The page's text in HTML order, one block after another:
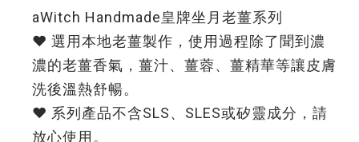
aWitch Handmade皇牌坐月老薑系列
❤️ 選用本地老薑製作，使用過程除了聞到濃
濃的老薑香氣，薑汁、薑蓉、薑精華等讓皮膚
洗後溫熱舒暢。
❤️ 系列產品不含SLS、SLES或矽靈成分，請
放心使用。